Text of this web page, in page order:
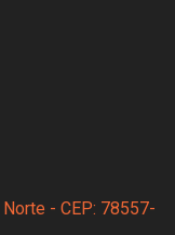
- CEP: 78557-